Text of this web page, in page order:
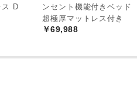
テーブル。ホワイトを基調と
も自然と溶け込みます。便利
性にも長けた使い勝手の良い
ス D
ンセント機能付きベッド
超極厚マットレス付き
￥69,988